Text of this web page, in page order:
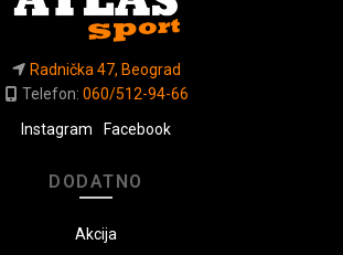
Radnička 47, Beograd
Telefon: 060/512-94-66
Instagram
Facebook
DODATNO
Akcija